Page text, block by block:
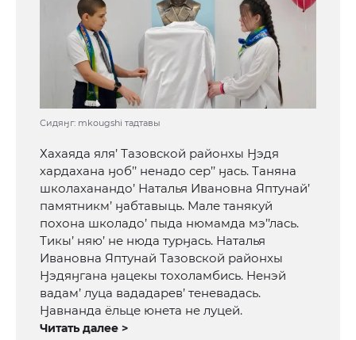
Сидяӈг: mkougshi тадтавы
Хахаяда яля’ Тазовской районхы Ӈэдя
хардахана ӈоб’’ ненадо сер’’ ӈась. Таняна
школаханандо’ Наталья Ивановна Яптунай’
памятникм’ ӈабтавыць. Мале танякуй
похона школадо’ пыда нюмамда мэ’’лась.
Тикы’ няю’ не нюда турӈась. Наталья
Ивановна Яптунай Тазовской районхы
Ӈэдяӈгана ӈацекы тохоламбись. Ненэй
вадам’ луца вададарев’ теневадась.
Ӈавнанда ёльце юнета не луцей.
Читать далее >